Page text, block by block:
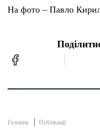
На фото – Павло
Головна Публікації